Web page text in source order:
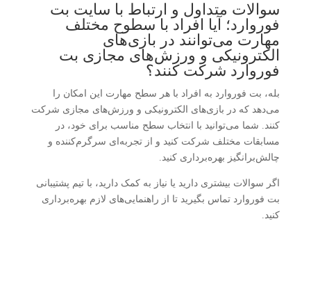
سوالات متداول و ارتباط با سایت بت
فوروارد؛ آیا افراد با سطوح مختلف
مهارت می‌توانند در بازی‌های
الکترونیکی و ورزش‌های مجازی بت
فوروارد شرکت کنند؟
بله، بت فوروارد به افراد با هر سطح مهارت این امکان را
می‌دهد که در بازی‌های الکترونیکی و ورزش‌های مجازی شرکت
کنند. شما می‌توانید با انتخاب سطح مناسب برای خود، در
مسابقات مختلف شرکت کنید و از تجربه‌ای سرگرم‌کننده و
چالش‌برانگیز بهره‌برداری کنید.
اگر سوالات بیشتری دارید یا نیاز به کمک دارید، با تیم پشتیبانی
بت فوروارد تماس بگیرید تا از راهنمایی‌های لازم بهره‌برداری
کنید.